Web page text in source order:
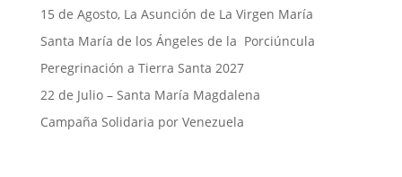
15 de Agosto, La Asunción de La Virgen María
Santa María de los Ángeles de la Porciúncula
Peregrinación a Tierra Santa 2027
22 de Julio – Santa María Magdalena
Campaña Solidaria por Venezuela